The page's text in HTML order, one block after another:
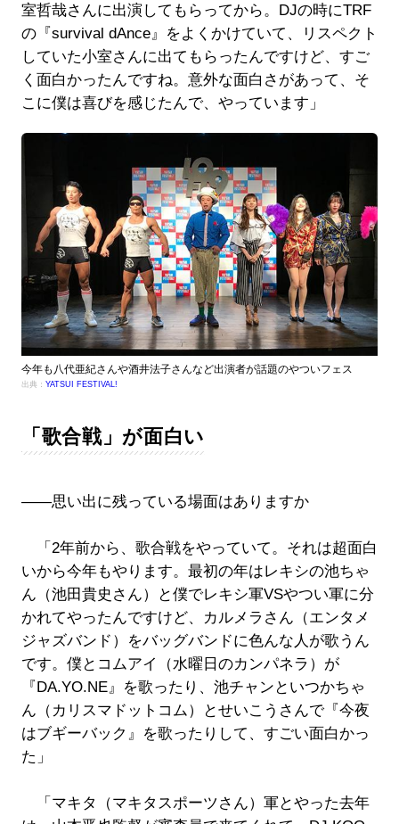
室哲哉さんに出演してもらってから。DJの時にTRF
の『survival dAnce』をよくかけていて、リスペクト
していた小室さんに出てもらったんですけど、すご
く面白かったんですね。意外な面白さがあって、そ
こに僕は喜びを感じたんで、やっています」
今年も八代亜紀さんや酒井法子さんなど出演者が話題のやついフェス
出典： YATSUI FESTIVAL!
「歌合戦」が面白い
――思い出に残っている場面はありますか
「2年前から、歌合戦をやっていて。それは超面白
いから今年もやります。最初の年はレキシの池ちゃ
ん（池田貴史さん）と僕でレキシ軍VSやつい軍に分
かれてやったんですけど、カルメラさん（エンタメ
ジャズバンド）をバッグバンドに色んな人が歌うん
です。僕とコムアイ（水曜日のカンパネラ）が
『DA.YO.NE』を歌ったり、池チャンといつかちゃ
ん（カリスマドットコム）とせいこうさんで『今夜
はブギーバック』を歌ったりして、すごい面白かっ
た」
「マキタ（マキタスポーツさん）軍とやった去年